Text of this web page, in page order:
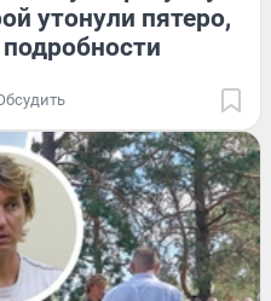
утонули пятеро,